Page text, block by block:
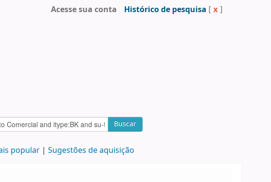
Acesse sua conta Histórico de pesquisa [ x ]
Buscar
popular Sugestões de aquisição